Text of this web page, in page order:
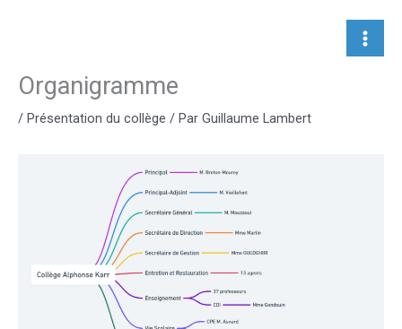
Organigramme
/ Présentation du collège / Par Guillaume Lambert